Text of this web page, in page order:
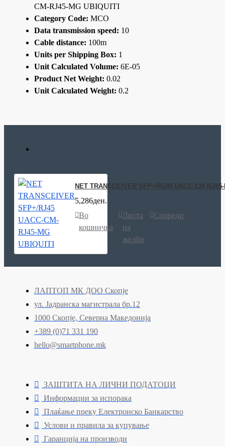
CM-RJ45-MG UBIQUITI
Category Code: MCO
Data transmission speed: 10
Cable distance: 100m
Units per Shipping Box: 1
Unit Calculated Volume: 6E-05
Product Net Weight: 0.02
Unit Calculated Weight: 0.2
NET TRANSCEIVER SFP+/RJ45 UACC-CM-
5,286ден.
Во
кошничка
Листа
на
желби
Спореди
ЛАПТОП МК ДОО Скопје
ул. Јадранска магистрала бр.12
1000 Скопје, Северна Македонија
+389 (0)71 331 190
hello@smartphone.mk
ЗАШТИТА НА ЛИЧНИ ПОДАТОЦИ
Информации за испорака
Плаќање преку Електронско Банкарство
Услови и правила за купување
Гаранција на производи